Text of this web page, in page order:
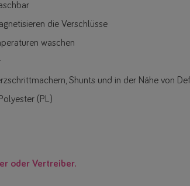
die Verschlüsse
waschen
Shunts und in der Nähe von
(PL)
oder Vertreiber.